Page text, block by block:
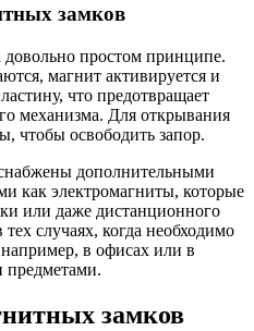
замков
простом принципе.
магнит активируется и
что предотвращает
механизма. Для открывания
чтобы освободить запор.
дополнительными
как электромагниты, которые
или даже дистанционного
случаях, когда необходимо
например, в офисах или в
предметами.
замков